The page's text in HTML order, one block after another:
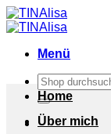
Zum
Inhalt
Menü
Suchen
nach:
Home
Über mich